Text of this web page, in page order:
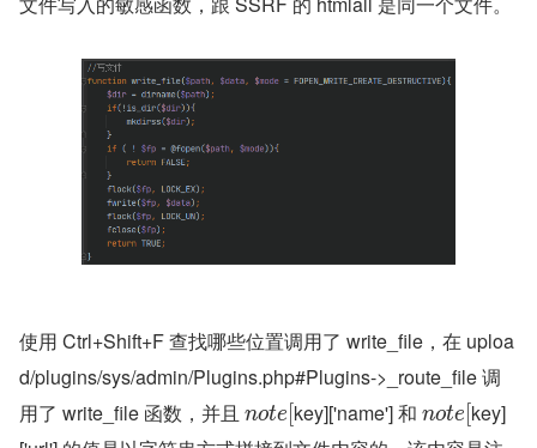
使用 Ctrl+Shift+F 查找哪些位置调用了 write_file，在 uploa
d/plugins/sys/admin/Plugins.php#Plugins->_route_file 调
用了 write_file 函数，并且 note key]['name'] 和 note key]